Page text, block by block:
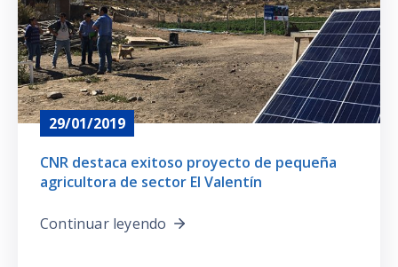
29/01/2019
CNR destaca exitoso proyecto de pequeña
agricultora de sector El Valentín
Continuar leyendo